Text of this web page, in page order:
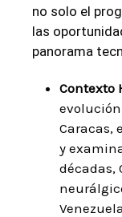
no solo el
las
panorama
Contexto
Caracas,
y
décadas,